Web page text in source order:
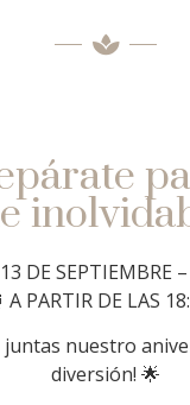
DE SEPTIEMBRE –
A PARTIR DE LAS
juntas nuestro
diversión! 🌟